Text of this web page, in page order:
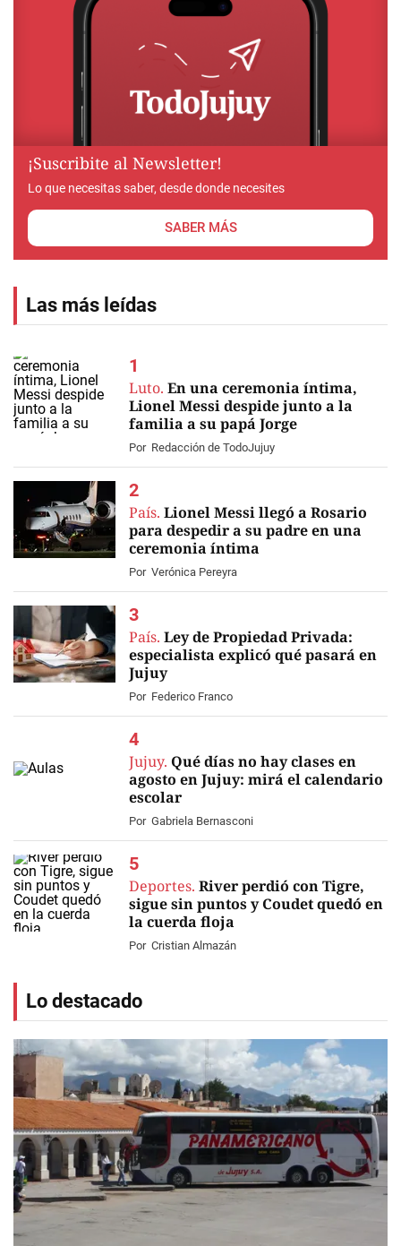
¡Suscribite al Newsletter!
Lo que necesitas saber, desde donde necesites
SABER MÁS
Las más leídas
Luto. En una ceremonia íntima,
Lionel Messi despide junto a la
familia a su papá Jorge
Por Redacción de TodoJujuy
País. Lionel Messi llegó a Rosario
para despedir a su padre en una
ceremonia íntima
Por Verónica Pereyra
País. Ley de Propiedad Privada:
especialista explicó qué pasará en
Jujuy
Por Federico Franco
Jujuy. Qué días no hay clases en
agosto en Jujuy: mirá el calendario
escolar
Por Gabriela Bernasconi
Deportes. River perdió con Tigre,
sigue sin puntos y Coudet quedó en
la cuerda floja
Por Cristian Almazán
Lo destacado